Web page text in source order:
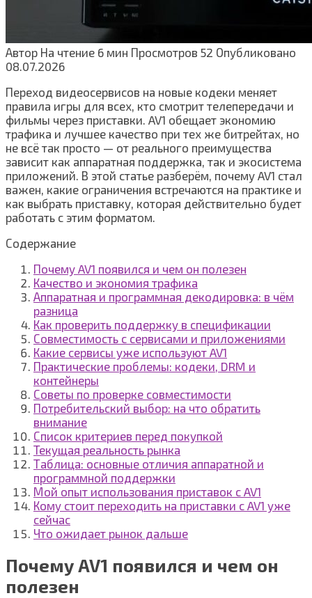
Автор На чтение 6 мин Просмотров 52 Опубликовано
08.07.2026
Переход видеосервисов на новые кодеки меняет
правила игры для всех, кто смотрит телепередачи и
фильмы через приставки. AV1 обещает экономию
трафика и лучшее качество при тех же битрейтах, но
не всё так просто — от реального преимущества
зависит как аппаратная поддержка, так и экосистема
приложений. В этой статье разберём, почему AV1 стал
важен, какие ограничения встречаются на практике и
как выбрать приставку, которая действительно будет
работать с этим форматом.
Содержание
Почему AV1 появился и чем он полезен
Качество и экономия трафика
Аппаратная и программная декодировка: в чём
разница
Как проверить поддержку в спецификации
Совместимость с сервисами и приложениями
Какие сервисы уже используют AV1
Практические проблемы: кодеки, DRM и
контейнеры
Советы по проверке совместимости
Потребительский выбор: на что обратить
внимание
Список критериев перед покупкой
Текущая реальность рынка
Таблица: основные отличия аппаратной и
программной поддержки
Мой опыт использования приставок с AV1
Кому стоит переходить на приставки с AV1 уже
сейчас
Что ожидает рынок дальше
Почему AV1 появился и чем он
полезен